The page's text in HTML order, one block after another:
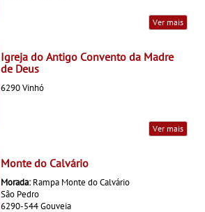
Ver mais
Igreja do Antigo Convento da Madre
de Deus
6290 Vinhó
Ver mais
Monte do Calvário
Morada: Rampa Monte do Calvário
São Pedro
6290-544 Gouveia